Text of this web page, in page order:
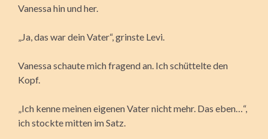
Vanessa hin und her.
„Ja, das war dein Vater“, grinste Levi.
Vanessa schaute mich fragend an. Ich schüttelte den
Kopf.
„Ich kenne meinen eigenen Vater nicht mehr. Das eben…“,
ich stockte mitten im Satz.